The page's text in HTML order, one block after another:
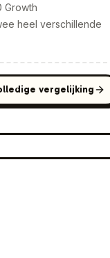
Growth
heel verschillende
vergelijking